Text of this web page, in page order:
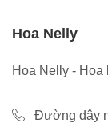
Hoa Nelly
Hoa Nelly - Hoa
Đường dây